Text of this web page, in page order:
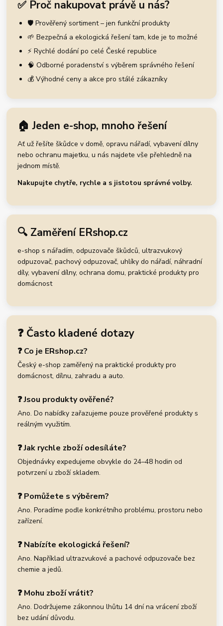
✅ Proč nakupovat právě u nás?
🛡️ Prověřený sortiment – jen funkční produkty
🌱 Bezpečná a ekologická řešení tam, kde je to možné
⚡ Rychlé dodání po celé České republice
🧠 Odborné poradenství s výběrem správného řešení
💰 Výhodné ceny a akce pro stálé zákazníky
🏠 Jeden e-shop, mnoho řešení
Ať už řešíte škůdce v domě, opravu nářadí, vybavení dílny
nebo ochranu majetku, u nás najdete vše přehledně na
jednom místě.
Nakupujte chytře, rychle a s jistotou správné volby.
🔍 Zaměření ERshop.cz
e-shop s nářadím, odpuzovače škůdců, ultrazvukový
odpuzovač, pachový odpuzovač, uhlíky do nářadí, náhradní
díly, vybavení dílny, ochrana domu, praktické produkty pro
domácnost
❓ Často kladené dotazy
❓ Co je ERshop.cz?
Český e-shop zaměřený na praktické produkty pro
domácnost, dílnu, zahradu a auto.
❓ Jsou produkty ověřené?
Ano. Do nabídky zařazujeme pouze prověřené produkty s
reálným využitím.
❓ Jak rychle zboží odesíláte?
Objednávky expedujeme obvykle do 24–48 hodin od
potvrzení u zboží skladem.
❓ Pomůžete s výběrem?
Ano. Poradíme podle konkrétního problému, prostoru nebo
zařízení.
❓ Nabízíte ekologická řešení?
Ano. Například ultrazvukové a pachové odpuzovače bez
chemie a jedů.
❓ Mohu zboží vrátit?
Ano. Dodržujeme zákonnou lhůtu 14 dní na vrácení zboží
bez udání důvodu.